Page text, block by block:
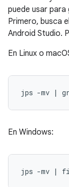
puede usar
Primero, busca
Android Studio.
En Linux o
En Windows: